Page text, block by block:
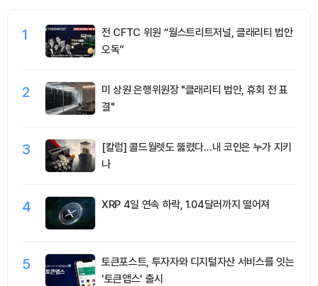
1
전 CFTC 위원 “월스트리트저널, 클래리티 법안
오독”
2
미 상원 은행위원장 "클래리티 법안, 휴회 전 표
결"
3
[칼럼] 콜드월렛도 뚫렸다…내 코인은 누가 지키
나
4 XRP 4일 연속 하락, 1.04달러까지 떨어져
5
토큰포스트, 투자자와 디지털자산 서비스를 잇는
‘토큰앱스’ 출시